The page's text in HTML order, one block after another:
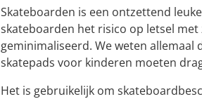
Skateboarden is een ontzettend
skateboarden het risico op letsel
geminimaliseerd. We weten
skatepads voor kinderen moeten
Het is gebruikelijk om